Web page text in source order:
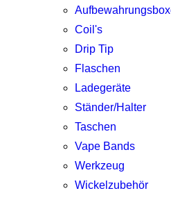
Coil's
Drip Tip
Flaschen
Ladegeräte
Ständer/Halter
Taschen
Vape Bands
Werkzeug
Wickelzubehör